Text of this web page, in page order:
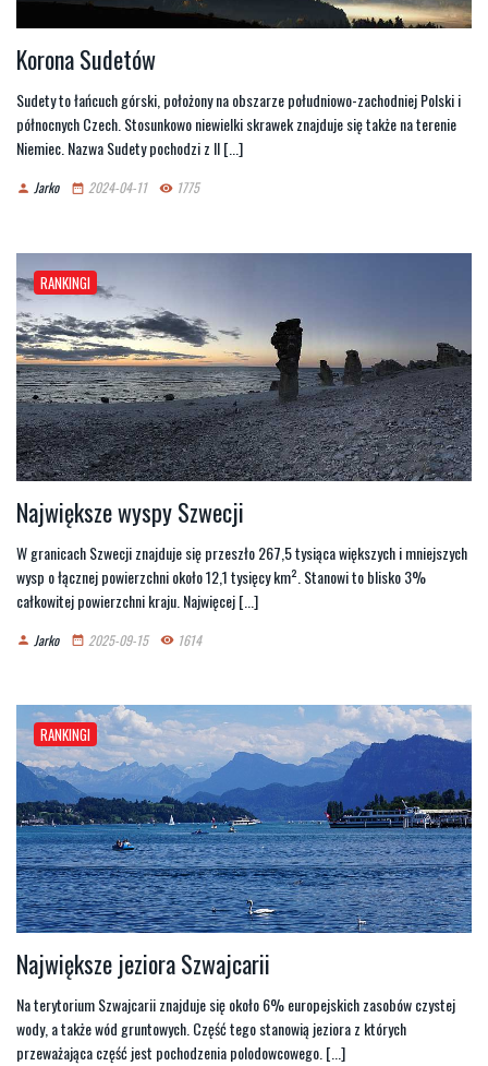
Korona Sudetów
Sudety to łańcuch górski, położony na obszarze południowo-zachodniej Polski i
północnych Czech. Stosunkowo niewielki skrawek znajduje się także na terenie
Niemiec. Nazwa Sudety pochodzi z II [...]
person Jarko date_range 2024-04-11 remove_red_eye 1775
RANKINGI
Największe wyspy Szwecji
W granicach Szwecji znajduje się przeszło 267,5 tysiąca większych i mniejszych
wysp o łącznej powierzchni około 12,1 tysięcy km². Stanowi to blisko 3%
całkowitej powierzchni kraju. Najwięcej [...]
person Jarko date_range 2025-09-15 remove_red_eye 1614
RANKINGI
Największe jeziora Szwajcarii
Na terytorium Szwajcarii znajduje się około 6% europejskich zasobów czystej
wody, a także wód gruntowych. Część tego stanowią jeziora z których
przeważająca część jest pochodzenia polodowcowego. [...]